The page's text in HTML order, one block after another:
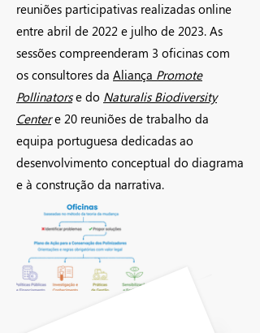
reuniões participativas realizadas online
entre abril de 2022 e julho de 2023. As
sessões compreenderam 3 oficinas com
os consultores da Aliança Promote
Pollinatorse do Naturalis Biodiversity
Centere 20 reuniões de trabalho da
equipa portuguesa dedicadas ao
desenvolvimento conceptual do diagrama
e à construção da narrativa.